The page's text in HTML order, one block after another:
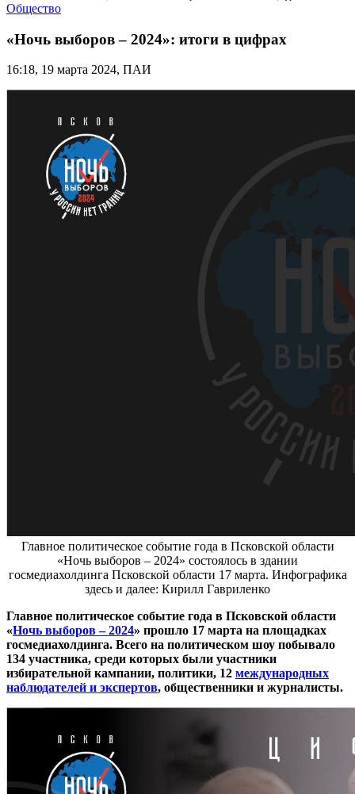
Общество
«Ночь выборов – 2024»: итоги в цифрах
16:18, 19 марта 2024, ПАИ
Главное политическое событие года в Псковской области
«Ночь выборов – 2024» состоялось в здании
госмедиахолдинга Псковской области 17 марта. Инфографика
здесь и далее: Кирилл Гавриленко
Главное политическое событие года в Псковской области
«Ночь выборов – 2024» прошло 17 марта на площадках
госмедиахолдинга. Всего на политическом шоу побывало
134 участника, среди которых были участники
избирательной кампании, политики, 12 международных
наблюдателей и экспертов, общественники и журналисты.